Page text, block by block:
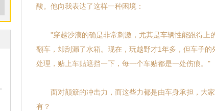
酸。他向我表达了这样一种困境：
"穿越沙漠的确是非常刺激，尤其是车辆性能跟得上
翻车，却刮漏了水箱。现在，玩越野才1年多，但车子
处理，贴上车贴遮挡一下，每一个车贴都是一处伤痕。"
面对颠簸的冲击力，而这些力都是由车身承担，大家
有？